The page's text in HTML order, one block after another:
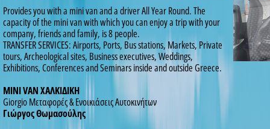
Provides you with a mini van and a driver Αll Υear Round. The
capacity of the mini van with which you can enjoy a trip with your
company, friends and family, is 8 people.
TRANSFER SERVICES: Airports, Ports, Bus stations, Markets, Private
tours, Archeological sites, Business executives, Weddings,
Exhibitions, Conferences and Seminars inside and outside Greece.
MINI VAN ΧΑΛΚΙΔΙΚΗ
Giorgio Μεταφορές & Ενοικιάσεις Αυτοκινήτων
Γιώργος Θωμασούλης